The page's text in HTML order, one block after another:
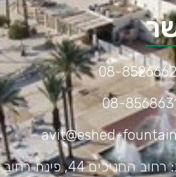
avit@eshed-
כתובת: רחוב החניכים 44, פינת רחוב